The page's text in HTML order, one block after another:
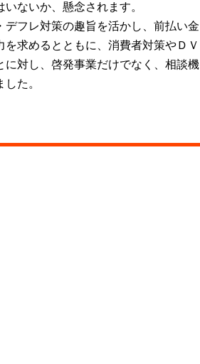
ないか、懸念されます。
フレ対策の趣旨を活かし、前払い金
求めるとともに、消費者対策やＤＶ
対し、啓発事業だけでなく、相談機
た。